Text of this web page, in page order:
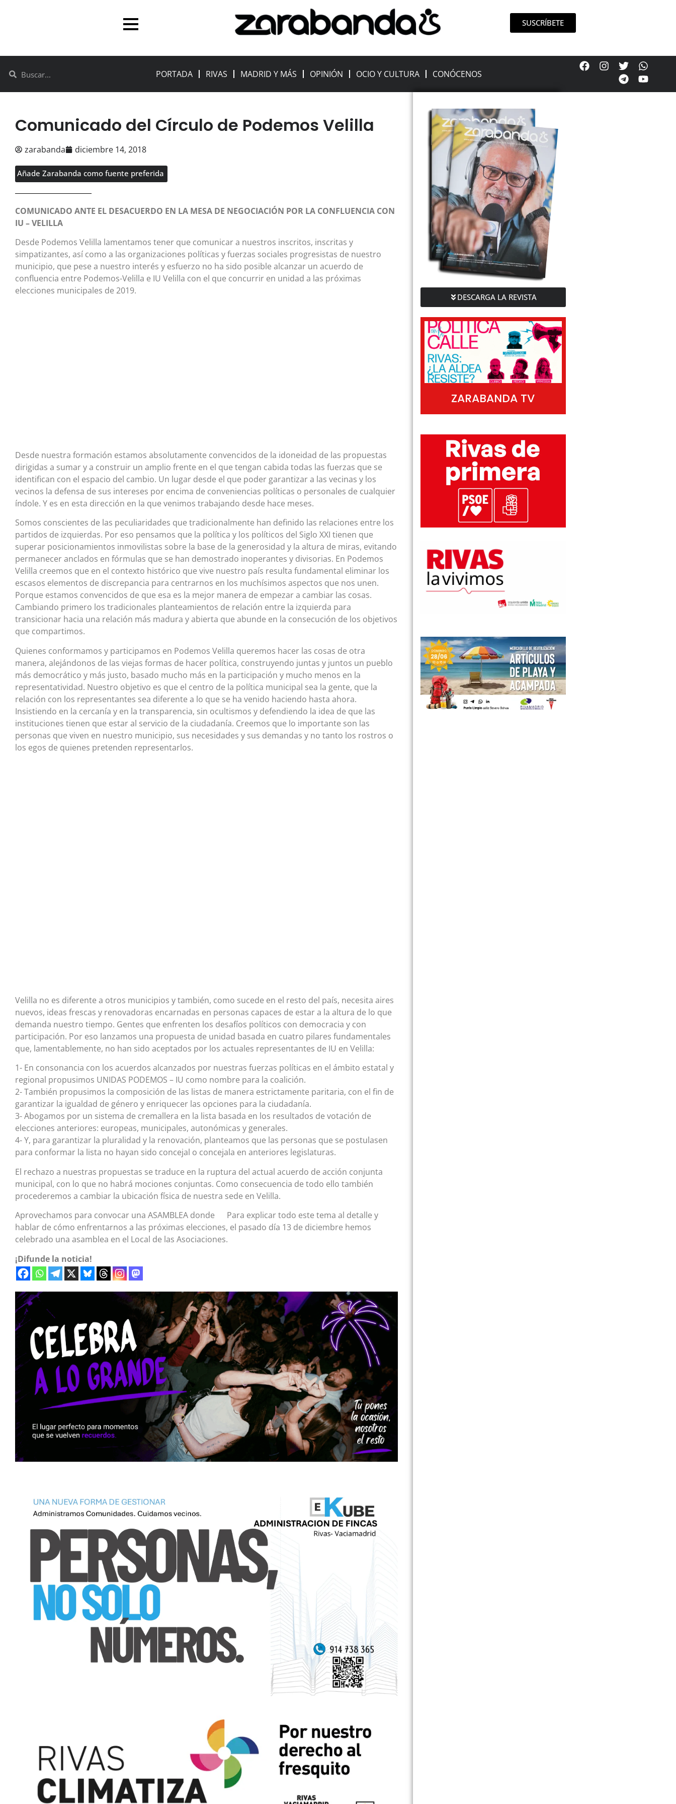
SUSCRÍBETE
PORTADA RIVAS MADRID Y MÁS OPINIÓN OCIO Y CULTURA CONÓCENOS
Comunicado del Círculo de Podemos Velilla
zarabanda diciembre 14, 2018
Añade Zarabanda como fuente preferida
COMUNICADO ANTE EL DESACUERDO EN LA MESA DE NEGOCIACIÓN POR LA CONFLUENCIA CON
IU – VELILLA
Desde Podemos Velilla lamentamos tener que comunicar a nuestros inscritos, inscritas y
simpatizantes, así como a las organizaciones políticas y fuerzas sociales progresistas de nuestro
municipio, que pese a nuestro interés y esfuerzo no ha sido posible alcanzar un acuerdo de
confluencia entre Podemos-Velilla e IU Velilla con el que concurrir en unidad a las próximas
elecciones municipales de 2019.
Desde nuestra formación estamos absolutamente convencidos de la idoneidad de las propuestas
dirigidas a sumar y a construir un amplio frente en el que tengan cabida todas las fuerzas que se
identifican con el espacio del cambio. Un lugar desde el que poder garantizar a las vecinas y los
vecinos la defensa de sus intereses por encima de conveniencias políticas o personales de cualquier
índole. Y es en esta dirección en la que venimos trabajando desde hace meses.
Somos conscientes de las peculiaridades que tradicionalmente han definido las relaciones entre los
partidos de izquierdas. Por eso pensamos que la política y los políticos del Siglo XXI tienen que
superar posicionamientos inmovilistas sobre la base de la generosidad y la altura de miras, evitando
permanecer anclados en fórmulas que se han demostrado inoperantes y divisorias. En Podemos
Velilla creemos que en el contexto histórico que vive nuestro país resulta fundamental eliminar los
escasos elementos de discrepancia para centrarnos en los muchísimos aspectos que nos unen.
Porque estamos convencidos de que esa es la mejor manera de empezar a cambiar las cosas.
Cambiando primero los tradicionales planteamientos de relación entre la izquierda para
transicionar hacia una relación más madura y abierta que abunde en la consecución de los objetivos
que compartimos.
Quienes conformamos y participamos en Podemos Velilla queremos hacer las cosas de otra
manera, alejándonos de las viejas formas de hacer política, construyendo juntas y juntos un pueblo
más democrático y más justo, basado mucho más en la participación y mucho menos en la
representatividad. Nuestro objetivo es que el centro de la política municipal sea la gente, que la
relación con los representantes sea diferente a lo que se ha venido haciendo hasta ahora.
Insistiendo en la cercanía y en la transparencia, sin ocultismos y defendiendo la idea de que las
instituciones tienen que estar al servicio de la ciudadanía. Creemos que lo importante son las
personas que viven en nuestro municipio, sus necesidades y sus demandas y no tanto los rostros o
los egos de quienes pretenden representarlos.
Velilla no es diferente a otros municipios y también, como sucede en el resto del país, necesita aires
nuevos, ideas frescas y renovadoras encarnadas en personas capaces de estar a la altura de lo que
demanda nuestro tiempo. Gentes que enfrenten los desafíos políticos con democracia y con
participación. Por eso lanzamos una propuesta de unidad basada en cuatro pilares fundamentales
que, lamentablemente, no han sido aceptados por los actuales representantes de IU en Velilla:
1- En consonancia con los acuerdos alcanzados por nuestras fuerzas políticas en el ámbito estatal y
regional propusimos UNIDAS PODEMOS – IU como nombre para la coalición.
2- También propusimos la composición de las listas de manera estrictamente paritaria, con el fin de
garantizar la igualdad de género y enriquecer las opciones para la ciudadanía.
3- Abogamos por un sistema de cremallera en la lista basada en los resultados de votación de
elecciones anteriores: europeas, municipales, autonómicas y generales.
4- Y, para garantizar la pluralidad y la renovación, planteamos que las personas que se postulasen
para conformar la lista no hayan sido concejal o concejala en anteriores legislaturas.
El rechazo a nuestras propuestas se traduce en la ruptura del actual acuerdo de acción conjunta
municipal, con lo que no habrá mociones conjuntas. Como consecuencia de todo ello también
procederemos a cambiar la ubicación física de nuestra sede en Velilla.
Aprovechamos para convocar una ASAMBLEA donde Para explicar todo este tema al detalle y
hablar de cómo enfrentarnos a las próximas elecciones, el pasado día 13 de diciembre hemos
celebrado una asamblea en el Local de las Asociaciones.
¡Difunde la noticia!
DESCARGA LA REVISTA
ZARABANDA TV